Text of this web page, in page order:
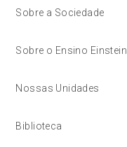
Sobre a Sociedade
Sobre o Ensino Einstein
Nossas Unidades
Biblioteca